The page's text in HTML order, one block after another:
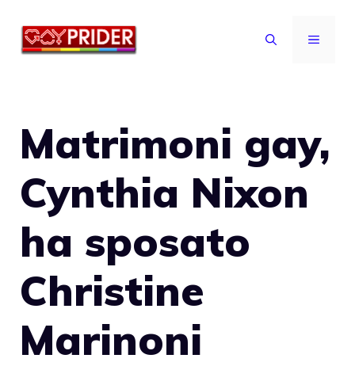
MENU
Matrimoni gay,
Cynthia Nixon
ha sposato
Christine
Marinoni